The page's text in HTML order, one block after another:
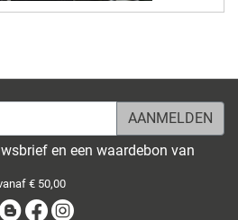
en een waardebon van
€ 50,00
BlogFacebook